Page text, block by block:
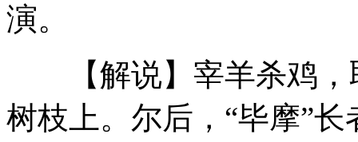
花游“防水彩妆”打造视觉盛宴
演。
【解说】宰羊杀鸡，
树枝上。尔后，“毕摩”